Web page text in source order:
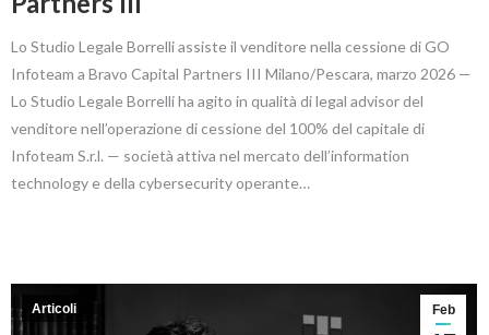
Lo Studio Legale Borrelli assiste il venditore nella cessione di GO
Infoteam a Bravo Capital Partners III Milano/Pescara, marzo 2026 —
Lo Studio Legale Borrelli ha agito in qualità di legal advisor del
venditore nell’operazione di cessione del 100% del capitale di
Infoteam S.r.l. — società attiva nel mercato dell’information
technology e della cybersecurity operante…
Feb
Articoli